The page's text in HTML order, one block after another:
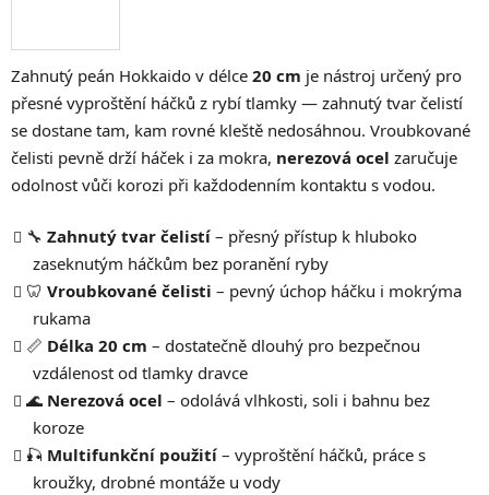
Zahnutý peán Hokkaido v délce 20 cm je nástroj určený pro
přesné vyproštění háčků z rybí tlamky — zahnutý tvar čelistí
se dostane tam, kam rovné kleště nedosáhnou. Vroubkované
čelisti pevně drží háček i za mokra, nerezová ocel zaručuje
odolnost vůči korozi při každodenním kontaktu s vodou.
🔧 Zahnutý tvar čelistí – přesný přístup k hluboko
zaseknutým háčkům bez poranění ryby
🦷 Vroubkované čelisti – pevný úchop háčku i mokrýma
rukama
📏 Délka 20 cm – dostatečně dlouhý pro bezpečnou
vzdálenost od tlamky dravce
🌊 Nerezová ocel – odolává vlhkosti, soli i bahnu bez
koroze
🎣 Multifunkční použití – vyproštění háčků, práce s
kroužky, drobné montáže u vody